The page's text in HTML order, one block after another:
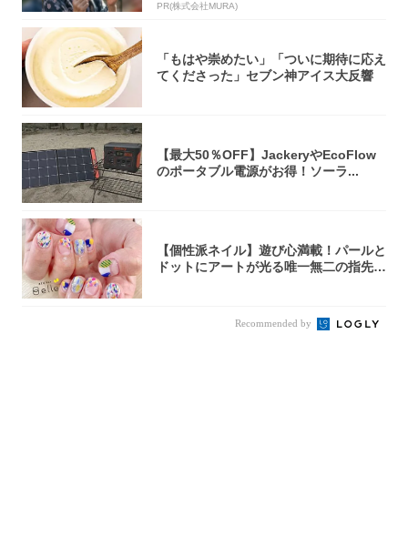
PR(株式会社MURA)
「もはや崇めたい」「ついに期待に応え
てくださった」セブン神アイス大反響
【最大50％OFF】JackeryやEcoFlow
のポータブル電源がお得！ソーラ...
【個性派ネイル】遊び心満載！パールと
ドットにアートが光る唯一無二の指先が
Recommended by